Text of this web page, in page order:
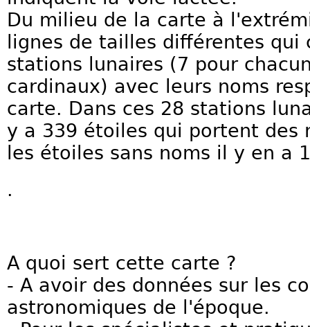
Du milieu de la carte à
lignes de tailles différentes qui
stations lunaires (7 pour
cardinaux) avec leurs noms
carte. Dans ces 28 stations
y a 339 étoiles qui portent des
les étoiles sans noms il y en a
.
A quoi sert cette carte ?
- A avoir des données sur les
astronomiques de l'époque.